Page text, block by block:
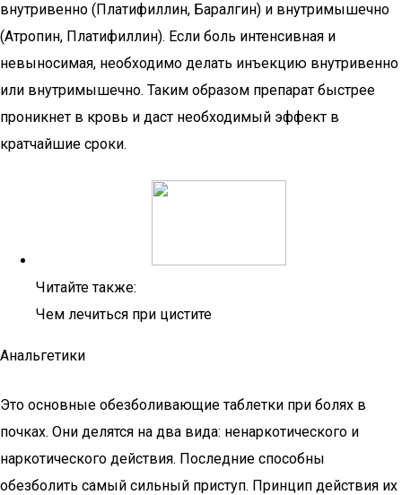
внутривенно (Платифиллин, Баралгин) и внутримышечно
(Атропин, Платифиллин). Если боль интенсивная и
невыносимая, необходимо делать инъекцию внутривенно
или внутримышечно. Таким образом препарат быстрее
проникнет в кровь и даст необходимый эффект в
кратчайшие сроки.
Читайте также:
Чем лечиться при цистите
Анальгетики
Это основные обезболивающие таблетки при болях в
почках. Они делятся на два вида: ненаркотического и
наркотического действия. Последние способны
обезболить самый сильный приступ. Принцип действия их